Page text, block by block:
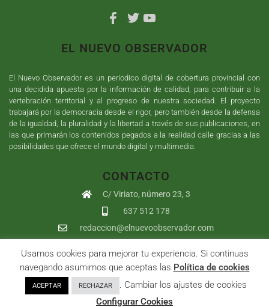
EL NUEVO OBSERVADOR
El Nuevo Observador es un periodico digital de cobertura provincial con
una decidida apuesta por la información de calidad, para contribuir a la
vertebración territorial y al progreso de nuestra sociedad. El proyecto
trabajará por la democracia desde el rigor, pero también desde la defensa
de la igualdad, la pluralidad y la libertad a través de sus publicaciones, en
las que primarán los contenidos pegados a la realidad calle gracias a las
posibilidades que ofrece el mundo digital y multimedia.
CONTACTO
C/ Viriato, número 23, 3
637 512 178
redaccion@elnuevoobservador.com
Copyright ©2026 El Nuevo Observador | Sumurdigital Diseño web
yDesarrollo| All Rights Reserved |
Privacidad|Política de cookies|User
Usamos cookies para mejorar tu experiencia. Si continuas
navegando asumimos que aceptas las Política de cookies
ACEPTAR RECHAZAR
. Cambiar los ajustes de cookies
Configurar Cookies